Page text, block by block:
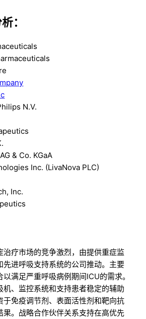
：
N.V.
& Co. KGaA
Inc. (LivaNova PLC)
Inc.
治疗市场的竞争激烈，由提供重症监
先进呼吸支持系统的公司推动。主要
满足严重呼吸病例期间ICU的需求。
机、监控系统和支持患者稳定的辅助
于免疫调节剂、表面活性剂和靶向抗
果。战略合作伙伴关系支持在高优先